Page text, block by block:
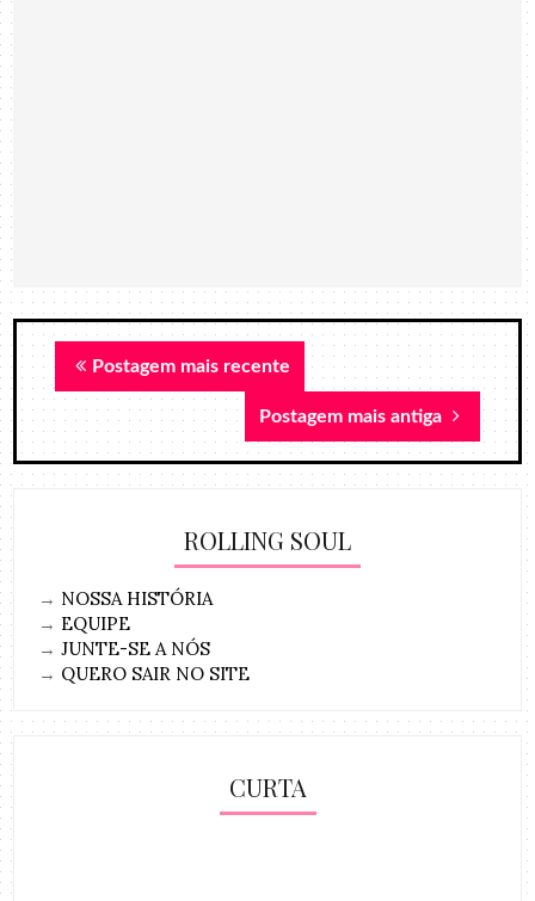
Postagem mais recente
Postagem mais antiga
ROLLING SOUL
→ NOSSA HISTÓRIA
→ EQUIPE
→JUNTE-SE A NÓS
→ QUERO SAIR NO SITE
CURTA